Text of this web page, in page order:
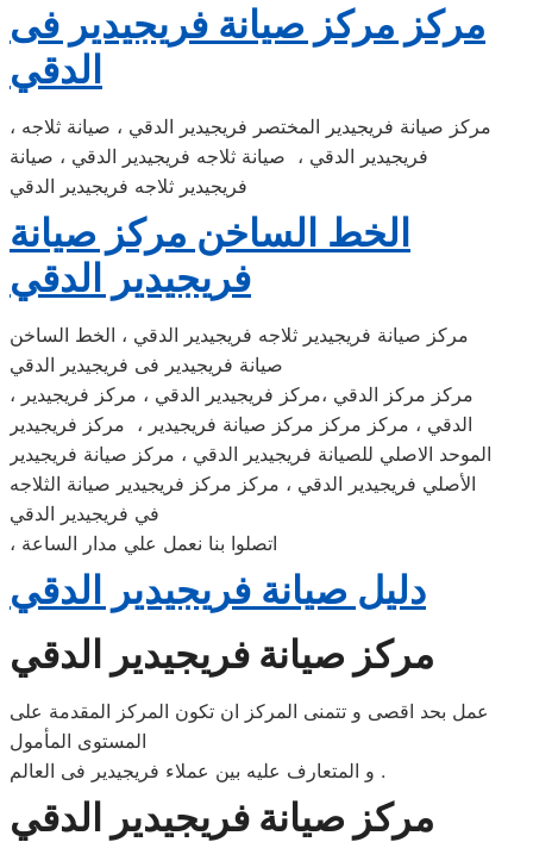
مركز مركز صيانة فريجيدير فى
الدقي
، مركز صيانة فريجيدير المختصر فريجيدير الدقي ، صيانة ثلاجه
فريجيدير الدقي ، صيانة ثلاجه فريجيدير الدقي ، صيانة
فريجيدير ثلاجه فريجيدير الدقي
الخط الساخن مركز صيانة
فريجيدير الدقي
مركز صيانة فريجيدير ثلاجه فريجيدير الدقي ، الخط الساخن
صيانة فريجيدير فى فريجيدير الدقي
، مركز مركز الدقي ،مركز فريجيدير الدقي ، مركز فريجيدير
الدقي ، مركز مركز مركز صيانة فريجيدير ، مركز فريجيدير
الموحد الاصلي للصيانة فريجيدير الدقي ، مركز صيانة فريجيدير
الأصلي فريجيدير الدقي ، مركز مركز فريجيدير صيانة الثلاجه
في فريجيدير الدقي
، اتصلوا بنا نعمل علي مدار الساعة
دليل صيانة فريجيدير الدقي
مركز صيانة فريجيدير الدقي
عمل بحد اقصى و تتمنى المركز ان تكون المركز المقدمة على
المستوى المأمول
و المتعارف عليه بين عملاء فريجيدير فى العالم .
مركز صيانة فريجيدير الدقي